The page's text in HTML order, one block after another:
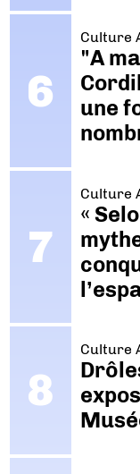
Culture
"A
une
Culture
«
Culture